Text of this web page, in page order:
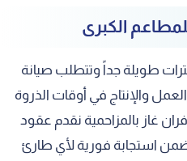
الكبرى
طويلة جداً وتتطلب صيانة
والإنتاج في أوقات الذروة
غاز بالمزاحمية نقدم عقود
استجابة فورية لأي طارئ